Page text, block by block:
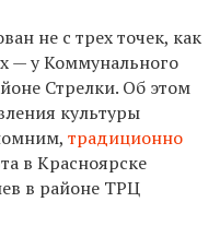
не с трех точек, как
— у Коммунального
Стрелки. Об этом
культуры
традиционно
в Красноярске
в районе ТРЦ